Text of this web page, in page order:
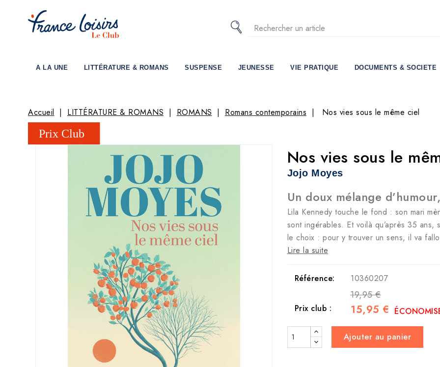
A LA UNE LITTÉRATURE & ROMANS SUSPENSE JEUNESSE VIE PRATIQUE DOCUMENTS & SOCIETE
Accueil LITTÉRATURE & ROMANS ROMANS Romans contemporains Nos vies sous le même ciel
Nos vies sous le
Jojo Moyes
Un doux mélange
Lila Kennedy touche le fond : son mari
sont ingérables. Et voilà qu’après 35
le choix : pour y trouver un sens, il va
Lire la suite
Référence: 10360207
19,95 €
Prix club : 15,95 €
Ajouter au panier